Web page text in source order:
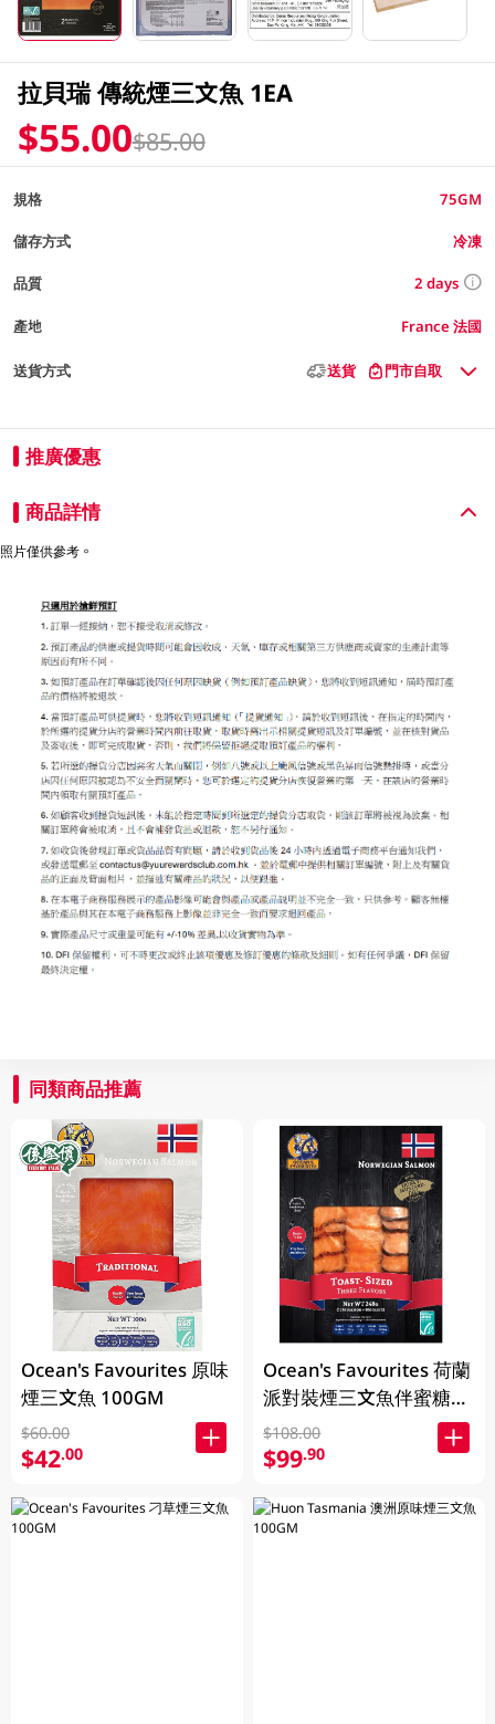
拉貝瑞 傳統煙三文魚 1EA
$55.00$85.00
規格 75GM
儲存方式 冷凍
品質 2 days
產地 France 法國
送貨方式 送貨 門市自取
推廣優惠
商品詳情
照片僅供參考。
同類商品推薦
Ocean's Favourites 原味
煙三文魚 100GM
$60.00
$42.00
Ocean's Favourites 荷蘭
派對裝煙三文魚伴蜜糖芥
末醬 248GM
$108.00
$99.90